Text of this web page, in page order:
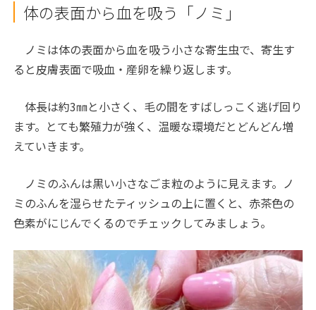
体の表面から血を吸う「ノミ」
ノミは体の表面から血を吸う小さな寄生虫で、寄生す
ると皮膚表面で吸血・産卵を繰り返します。
体長は約3㎜と小さく、毛の間をすばしっこく逃げ回り
ます。とても繁殖力が強く、温暖な環境だとどんどん増
えていきます。
ノミのふんは黒い小さなごま粒のように見えます。ノ
ミのふんを湿らせたティッシュの上に置くと、赤茶色の
色素がにじんでくるのでチェックしてみましょう。